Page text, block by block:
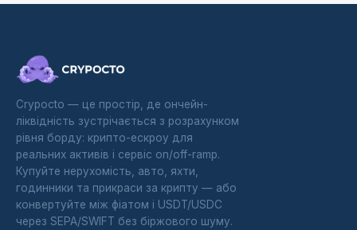
Crypocto — це простір, де ончейн-
ліквідність зустрічається з розрахунком
рівня борду: крипто-ескроу для
реальних активів і сервіс on/off-ramp.
Купуйте нерухомість, авто, яхти,
годинники та прикраси за крипту — або
конвертуйте між фіатом і USDT/USDC
через SEPA/SWIFT без біржового шуму.